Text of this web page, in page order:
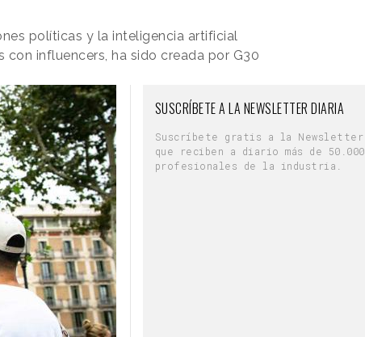
políticas y la inteligencia artificial
influencers, ha sido creada por G30
SUSCRÍBETE A LA NEWSLETTER DIARIA
Suscríbete gratis a la Newsletter
que reciben a diario más de 50.000
profesionales de la industria.